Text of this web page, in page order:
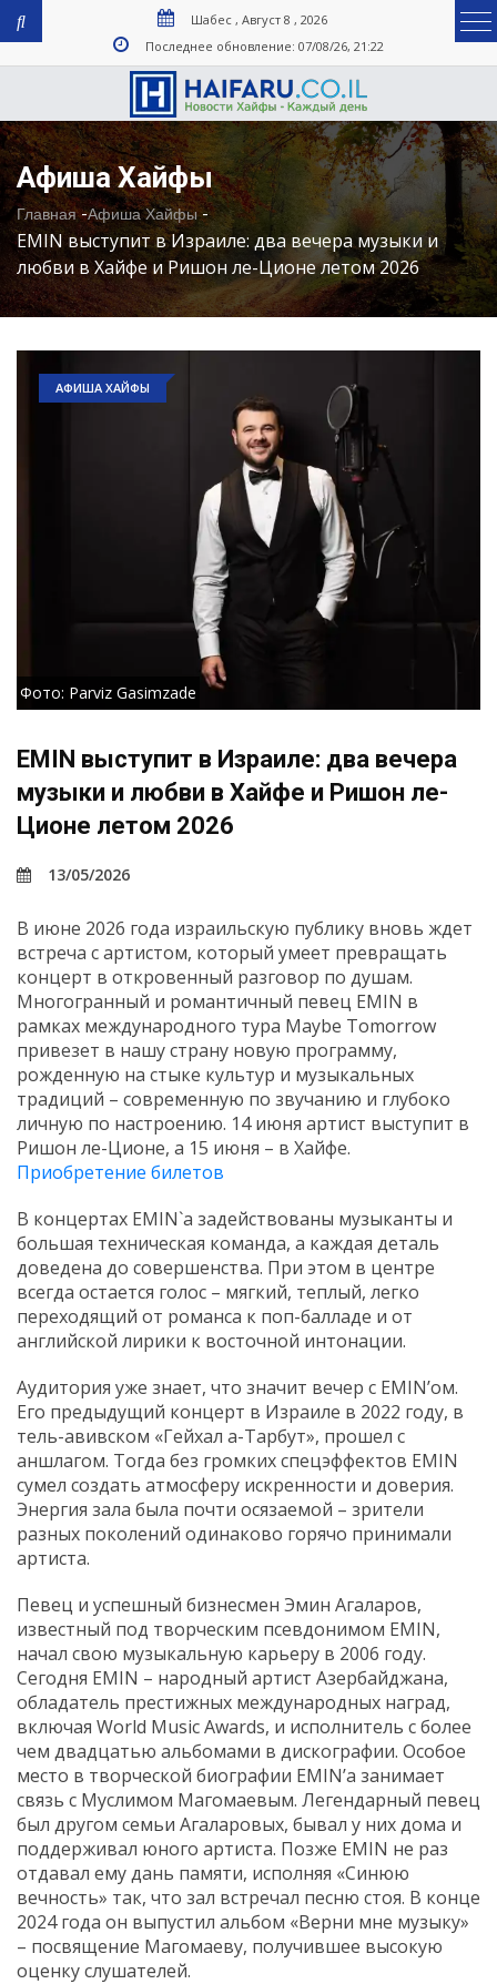
Шабес , Август 8 , 2026
Последнее обновление: 07/08/26, 21:22
Афиша Хайфы
Главная-Афиша Хайфы-
EMIN выступит в Израиле: два вечера музыки и
любви в Хайфе и Ришон ле-Ционе летом 2026
АФИША ХАЙФЫ
Фото: Parviz Gasimzade
EMIN выступит в Израиле: два вечера
музыки и любви в Хайфе и Ришон ле-
Ционе летом 2026
13/05/2026
В июне 2026 года израильскую публику вновь ждет
встреча с артистом, который умеет превращать
концерт в откровенный разговор по душам.
Многогранный и романтичный певец EMIN в
рамках международного тура Maybe Tomorrow
привезет в нашу страну новую программу,
рожденную на стыке культур и музыкальных
традиций – современную по звучанию и глубоко
личную по настроению. 14 июня артист выступит в
Ришон ле-Ционе, а 15 июня – в Хайфе.
Приобретение билетов
В концертах EMIN`a задействованы музыканты и
большая техническая команда, а каждая деталь
доведена до совершенства. При этом в центре
всегда остается голос – мягкий, теплый, легко
переходящий от романса к поп-балладе и от
английской лирики к восточной интонации.
Аудитория уже знает, что значит вечер с EMIN’ом.
Его предыдущий концерт в Израиле в 2022 году, в
тель-авивском «Гейхал а-Тарбут», прошел с
аншлагом. Тогда без громких спецэффектов EMIN
сумел создать атмосферу искренности и доверия.
Энергия зала была почти осязаемой – зрители
разных поколений одинаково горячо принимали
артиста.
Певец и успешный бизнесмен Эмин Агаларов,
известный под творческим псевдонимом EMIN,
начал свою музыкальную карьеру в 2006 году.
Сегодня EMIN – народный артист Азербайджана,
обладатель престижных международных наград,
включая World Music Awards, и исполнитель с более
чем двадцатью альбомами в дискографии. Особое
место в творческой биографии EMIN’а занимает
связь с Муслимом Магомаевым. Легендарный певец
был другом семьи Агаларовых, бывал у них дома и
поддерживал юного артиста. Позже EMIN не раз
отдавал ему дань памяти, исполняя «Синюю
вечность» так, что зал встречал песню стоя. В конце
2024 года он выпустил альбом «Верни мне музыку»
– посвящение Магомаеву, получившее высокую
оценку слушателей.